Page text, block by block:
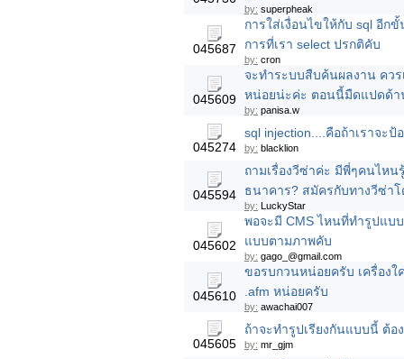
by: superpheak
045687
การใส่เงื่อนไขให้กับ sql อีก
การที่เรา select ปรกติคับ
by: cron
045609
จะทำระบบสืบค้นผลงาน คว
หน่อยน่ะค่ะ ตอนนี้มืดแปดด้า
by: panisa.w
045274
sql injection....คือถ้าเราจะ
by: blacklion
045594
ถามเรื่องวีซ่าค่ะ มีพี่ๆคนไหน
ธนาคาร? สมัครกับทางวีซ่าโ
by: LuckyStar
045602
พอจะมี CMS ไหนที่ทำรูปแบ
แบบตามภาพคับ
by: gago_@gmail.com
045610
ขอรบกวนหน่อยครับ เครื่อง
.afm หน่อยครับ
by: awachai007
045605
ถ้าจะทำรูปเรียงกันแบบนี้ ต้อ
by: mr_gjm